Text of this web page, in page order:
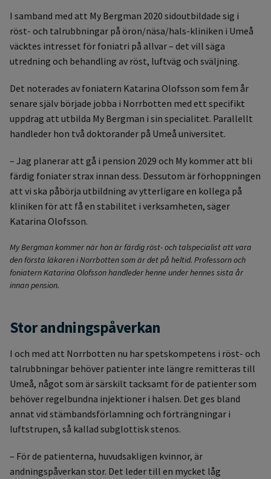
I samband med att My Bergman 2020 sidoutbildade sig i
röst- och talrubbningar på öron/näsa/hals-kliniken i Umeå
väcktes intresset för foniatri på allvar – det vill säga
utredning och behandling av röst, luftväg och sväljning.
Det noterades av foniatern Katarina Olofsson som fem år
senare själv började jobba i Norrbotten med ett specifikt
uppdrag att utbilda My Bergman i sin specialitet. Parallellt
handleder hon två doktorander på Umeå universitet.
– Jag planerar att gå i pension 2029 och My kommer att bli
färdig foniater strax innan dess. Dessutom är förhoppningen
att vi ska påbörja utbildning av ytterligare en kollega på
kliniken för att få en stabilitet i verksamheten, säger
Katarina Olofsson.
My Bergman kommer när hon är färdig röst- och talspecialist att vara
den första läkaren i Norrbotten som är det på heltid. Professorn och
foniatern Katarina Olofsson handleder henne under hennes sista år
innan pension.
Stor andningspåverkan
I och med att Norrbotten nu har spetskompetens i röst- och
talrubbningar behöver patienter inte längre remitteras till
Umeå, något som är särskilt tacksamt för de patienter som
behöver regelbundna injektioner i halsen. Det ges bland
annat vid stämbandsförlamning och förträngningar i
luftstrupen, så kallad subglottisk stenos.
– För de patienterna, huvudsakligen kvinnor, är
andningspåverkan stor. Det leder till en mycket låg